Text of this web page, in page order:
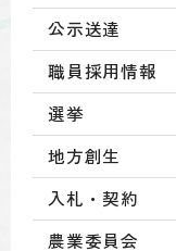
公示送達
職員採用情報
選挙
地方創生
入札・契約
農業委員会